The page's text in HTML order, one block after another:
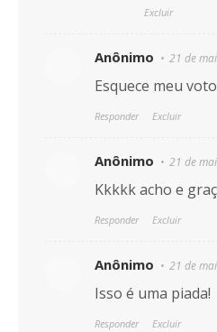
Excluir
Anônimo 21 de
Esquece meu
Responder Excluir
Anônimo 21 de
Kkkkk acho e
Responder Excluir
Anônimo 21 de
Isso é uma piada!
Responder Excluir